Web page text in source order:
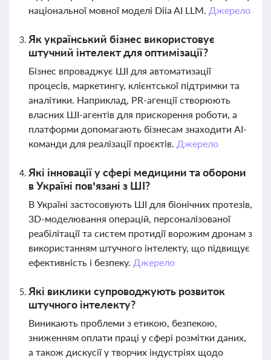
національної мовної моделі Diia AI LLM. Джерело
Як український бізнес використовує
штучний інтелект для оптимізації?
Бізнес впроваджує ШІ для автоматизації
процесів, маркетингу, клієнтської підтримки та
аналітики. Наприклад, PR-агенції створюють
власних ШІ-агентів для прискорення роботи, а
платформи допомагають бізнесам знаходити AI-
команди для реалізації проєктів. Джерело
Які інновації у сфері медицини та оборони
в Україні пов’язані з ШІ?
В Україні застосовують ШІ для біонічних протезів,
3D-моделювання операцій, персоналізованої
реабілітації та систем протидії ворожим дронам з
використанням штучного інтелекту, що підвищує
ефективність і безпеку. Джерело
Які виклики супроводжують розвиток
штучного інтелекту?
Виникають проблеми з етикою, безпекою,
зниженням оплати праці у сфері розмітки даних,
а також дискусії у творчих індустріях щодо